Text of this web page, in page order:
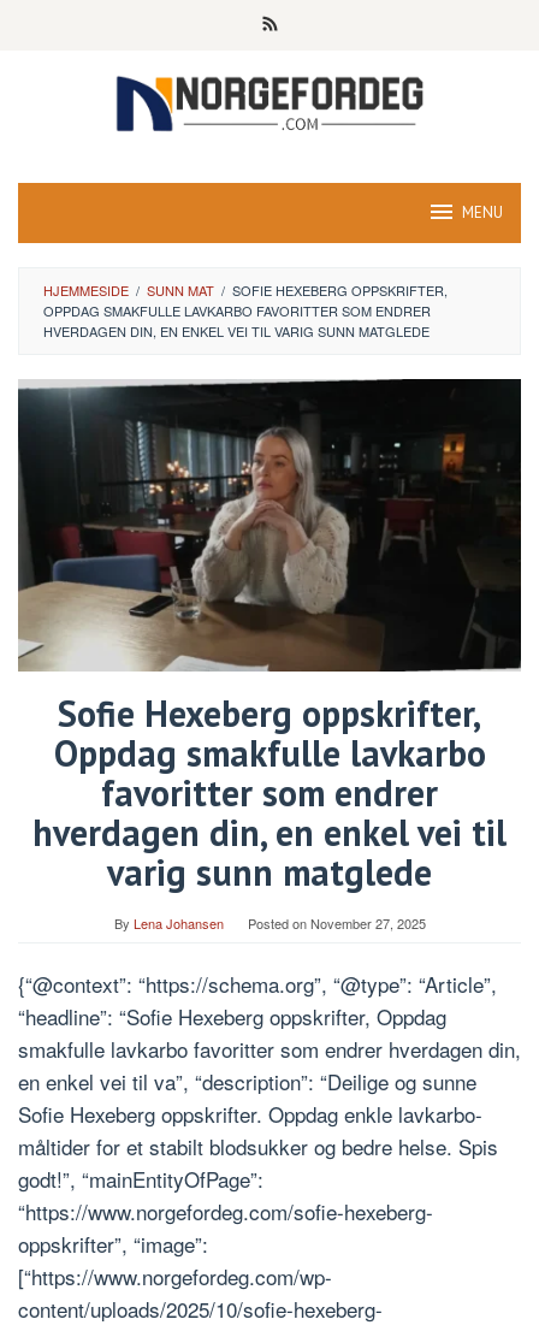
MENU
HJEMMESIDE / SUNN MAT / SOFIE HEXEBERG OPPSKRIFTER,
OPPDAG SMAKFULLE LAVKARBO FAVORITTER SOM ENDRER
HVERDAGEN DIN, EN ENKEL VEI TIL VARIG SUNN MATGLEDE
Sofie Hexeberg oppskrifter,
Oppdag smakfulle lavkarbo
favoritter som endrer
hverdagen din, en enkel vei til
varig sunn matglede
By Lena Johansen Posted onNovember 27, 2025
{“@context”: “https://schema.org”, “@type”: “Article”,
“headline”: “Sofie Hexeberg oppskrifter, Oppdag
smakfulle lavkarbo favoritter som endrer hverdagen din,
en enkel vei til va”, “description”: “Deilige og sunne
Sofie Hexeberg oppskrifter. Oppdag enkle lavkarbo-
måltider for et stabilt blodsukker og bedre helse. Spis
godt!”, “mainEntityOfPage”:
“https://www.norgefordeg.com/sofie-hexeberg-
oppskrifter”, “image”:
[“https://www.norgefordeg.com/wp-
content/uploads/2025/10/sofie-hexeberg-